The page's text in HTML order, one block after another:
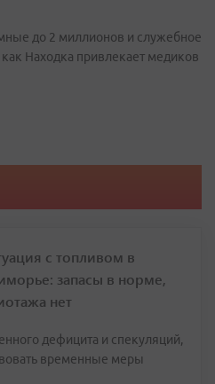
до 2 миллионов и служебное
Находка привлекает медиков
с топливом в
запасы в норме,
нет
дефицита и спекуляций,
временные меры